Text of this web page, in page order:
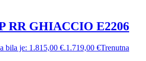
RR GHIACCIO E2206
bila je: 1.815,00 €.1.719,00 €Trenutna